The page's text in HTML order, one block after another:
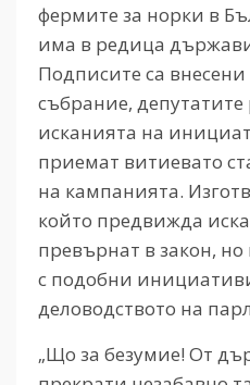
фермите за норки в
има в редица
Подписите са
събрание, депутатите
исканията на
приемат витиевато
на кампанията.
който предвижда
превърнат в закон, но
с подобни
деловодството на
„Що за безумие! От